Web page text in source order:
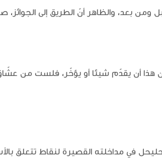
بعد، والظاهر أنّ الطريق إلى
هذا أن يقدّم شيئا أو يؤخّر، فلست من عشّاق
في مداخلته القصيرة لنقاط